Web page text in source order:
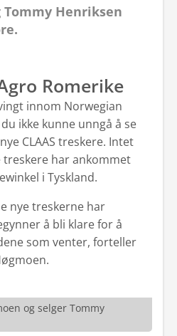
Tommy Henriksen
Romerike
innom Norwegian
ikke kunne unngå å se
CLAAS treskere. Intet
har ankommet
i Tyskland.
nye treskerne har
å bli klare for å
som venter, forteller
og selger Tommy